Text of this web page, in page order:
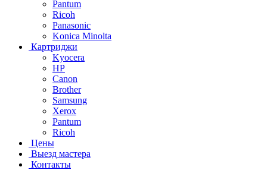
Pantum
Ricoh
Panasonic
Konica Minolta
Картриджи
Kyocera
HP
Canon
Brother
Samsung
Xerox
Pantum
Ricoh
Цены
Выезд мастера
Контакты